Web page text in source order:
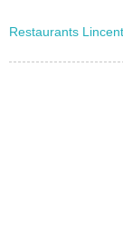
Restaurants Lincent